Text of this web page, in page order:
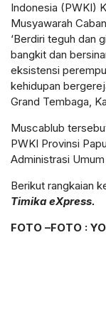
Indonesia (PWKI)
Musyawarah
‘Berdiri teguh dan
bangkit dan
eksistensi
kehidupan
Grand Tembaga,
Muscablub
PWKI Provinsi
Administrasi
Berikut rangkaian
Timika eXpress.
FOTO –FOTO :